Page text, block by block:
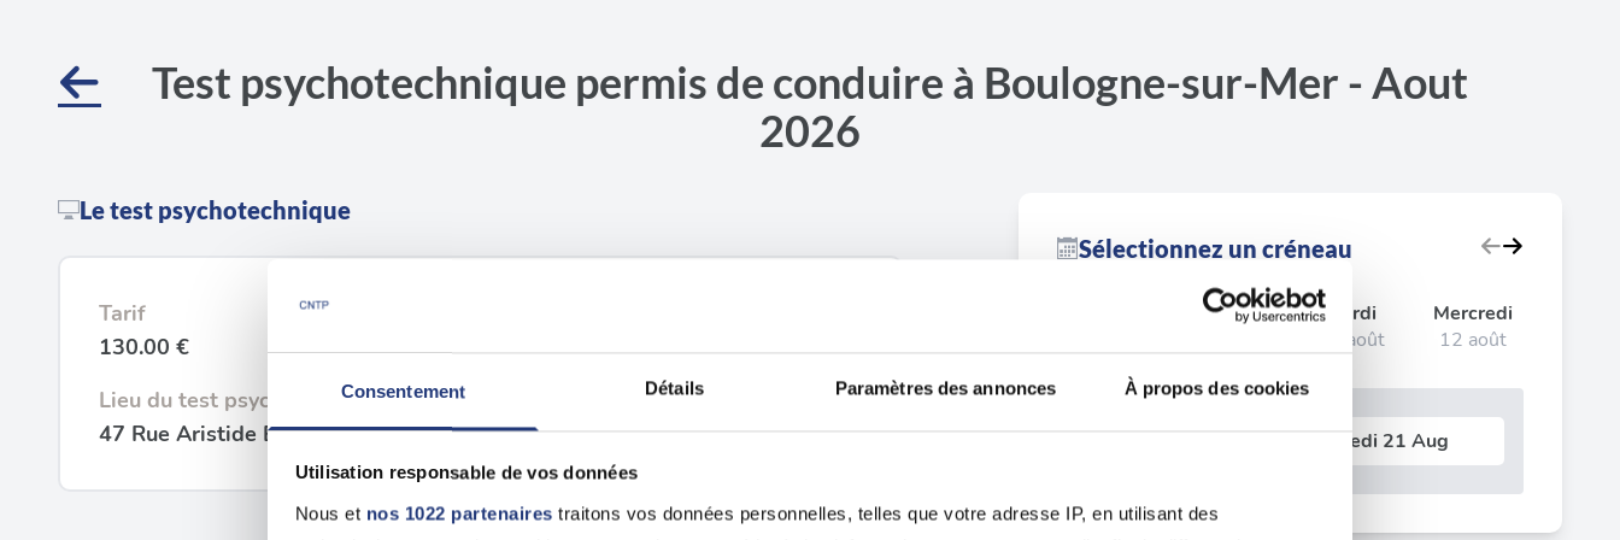
Consentement Détails Paramètres des annonces À propos des cookies
Utilisation responsable de vos données
Nous et nos 1022 partenaires traitons vos données personnelles, telles que votre adresse IP, en utilisant des
Test psychotechnique permis de conduire à Boulogne-sur-Mer - Aout
2026
Le test psychotechnique
Tarif
130.00 €
Lieu du test psychotechnique
Ouvrir dans Google Maps
47 Rue Aristide Briand, 62200 Boulogne-sur-Mer
Sélectionnez un créneau
Lundi
Mardi
11 août
Mercredi
12 août
Vendredi 21 Aug